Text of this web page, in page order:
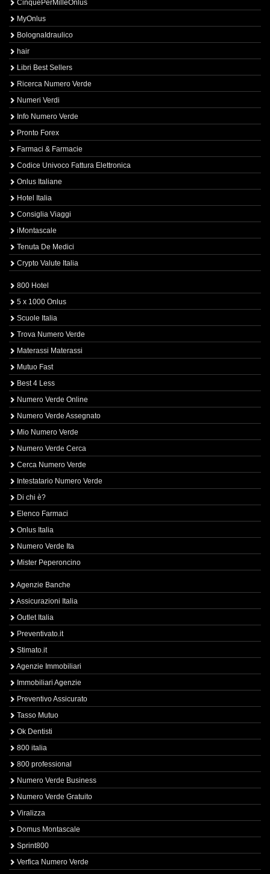
CinquePerMilleOnlus
MyOnlus
BolognaIdraulico
hair
Libri Best Sellers
Ricerca Numero Verde
Numeri Verdi
Info Numero Verde
Pronto Forex
Farmaci & Farmacie
Codice Univoco Fattura Elettronica
Onlus Italiane
Hotel Italia
Consiglia Viaggi
iMontascale
Tenuta De Medici
Crypto Valute Italia
800 Hotel
5 x 1000 Onlus
Scuole Italia
Trova Numero Verde
Materassi Materassi
Mutuo Fast
Best 4 Less
Numero Verde Online
Numero Verde Assegnato
Mio Numero Verde
Numero Verde Cerca
Cerca Numero Verde
Intestatario Numero Verde
Di chi è?
Elenco Farmaci
Onlus Italia
Numero Verde Ita
Mister Peperoncino
Agenzie Banche
Assicurazioni Italia
Outlet Italia
Preventivato.it
Stimato.it
Agenzie Immobiliari
Immobiliari Agenzie
Preventivo Assicurato
Tasso Mutuo
Ok Dentisti
800 italia
800 professional
Numero Verde Business
Numero Verde Gratuito
Viralizza
Domus Montascale
Sprint800
Verfica Numero Verde